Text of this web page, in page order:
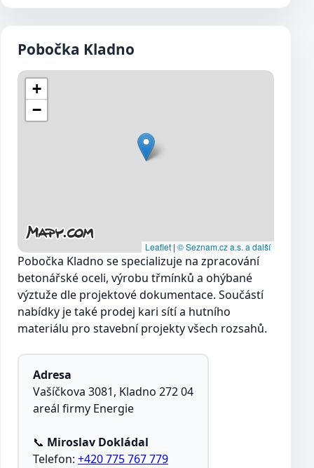
Pobočka Kladno
+
−
Leaflet | © Seznam.cz a.s. a další
Pobočka Kladno se specializuje na zpracování
betonářské oceli, výrobu třmínků a ohýbané
výztuže dle projektové dokumentace. Součástí
nabídky je také prodej kari sítí a hutního
materiálu pro stavební projekty všech rozsahů.
Adresa
Vašíčkova 3081, Kladno 272 04
areál firmy Energie
📞 Miroslav Dokládal
Telefon: +420 775 767 779